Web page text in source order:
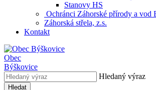
Stanovy HS
Ochránci Záhorské přírody a vod
Záhorská střela, z.s.
Kontakt
Obec
Býškovice
Hledaný výraz
Hledat